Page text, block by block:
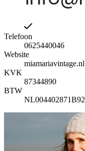
Telefoon
0625440046
Website
miamariavintage.nl
KVK
87344890
BTW
NL004402871B92